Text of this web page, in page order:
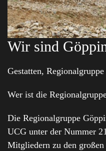
Wir sind
Gestatten,
Wer ist die
Die Regionalgruppe
UCG unter der Nummer
Mitgliedern zu den